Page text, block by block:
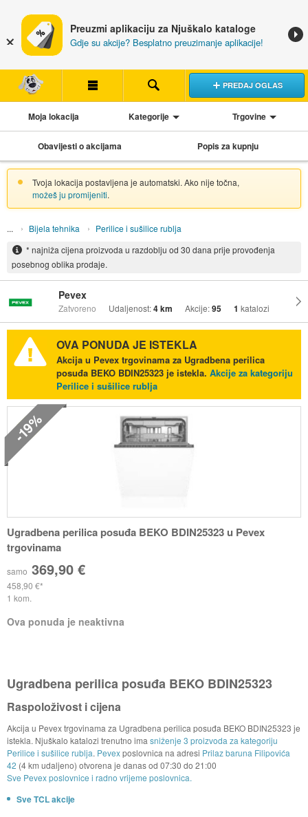
Preuzmi aplikaciju za Njuškalo kataloge
Gdje su akcije? Besplatno preuzimanje aplikacije!
PREDAJ OGLAS
Moja lokacija Kategorije Trgovine
Obavijesti o akcijama Popis za kupnju
Tvoja lokacija postavljena je automatski. Ako nije točna,
možeš ju promijeniti.
Bijela tehnika
Perilice i sušilice rublja
* najniža cijena proizvoda u razdoblju od 30 dana prije provođenja
posebnog oblika prodaje.
Pevex
Zatvoreno Udaljenost:4 km Akcije:95 1 katalozi
OVA PONUDA JE ISTEKLA
Akcija u Pevex trgovinama za Ugradbena perilica
posuđa BEKO BDIN25323 je istekla. Akcije za kategoriju
Perilice i sušilice rublja
-19%
Ugradbena perilica posuđa BEKO BDIN25323 u Pevex
trgovinama
samo 369,90 €
458,90 €
1 kom.
Ova ponuda je neaktivna
Ugradbena perilica posuđa BEKO BDIN25323
Raspoloživost i cijena
Akcija u Pevex trgovinama za Ugradbena perilica posuđa BEKO BDIN25323 je
istekla. Njuškalo katalozi trenutno ima sniženje 3 proizvoda za kategoriju
Perilice i sušilice rublja. Pevexposlovnica na adresi Prilaz baruna Filipovića
42 (4 km udaljeno) otvorena je danas od 07:30 do 21:00
Sve Pevex poslovnice i radno vrijeme poslovnica.
Sve TCL akcije